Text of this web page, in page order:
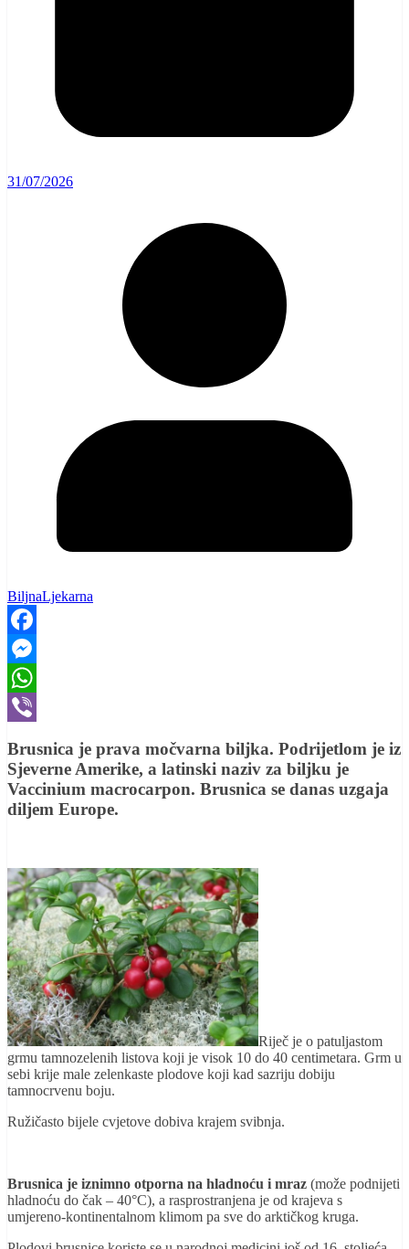
31/07/2026
BiljnaLjekarna
Facebook
Messenger
WhatsApp
Brusnica je prava močvarna biljka. Podrijetlom je iz
Sjeverne Amerike, a latinski naziv za biljku je
Vaccinium macrocarpon. Brusnica se danas uzgaja
diljem Europe.
Riječ je o patuljastom
grmu tamnozelenih listova koji je visok 10 do 40 centimetara. Grm u
sebi krije male zelenkaste plodove koji kad sazriju dobiju
tamnocrvenu boju.
Ružičasto bijele cvjetove dobiva krajem svibnja.
Brusnica je iznimno otporna na hladnoću i mraz (može podnijeti
hladnoću do čak – 40°C), a rasprostranjena je od krajeva s
umjereno-kontinentalnom klimom pa sve do arktičkog kruga.